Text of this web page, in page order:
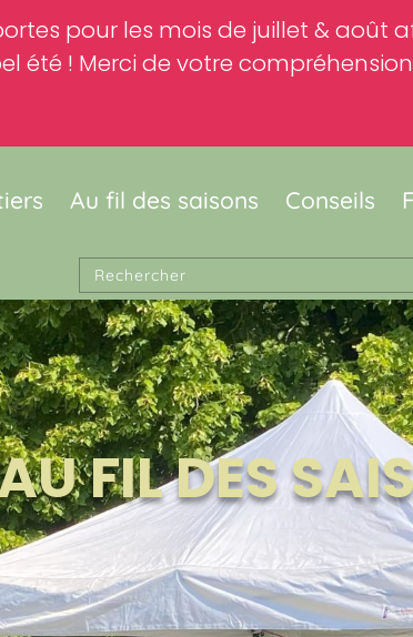
pour les mois de juillet & août
été ! Merci de votre
Au fil des saisons Conseils
FIL DES